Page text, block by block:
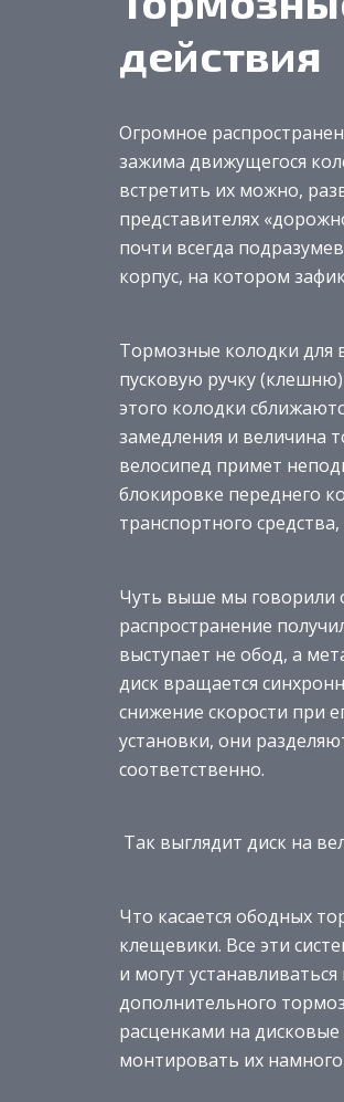
действия
Огромное
зажима движущегося
встретить их можно,
представителях
почти всегда
корпус, на котором
Тормозные колодки для
пусковую ручку (клешню)
этого колодки
замедления и величина
велосипед примет
блокировке переднего
транспортного
Чуть выше мы говорили
распространение
выступает не обод, а
диск вращается
снижение скорости при
установки, они
соответственно.
Так выглядит диск на
Что касается ободных
клещевики. Все эти
и могут
дополнительного
расценками на
монтировать их